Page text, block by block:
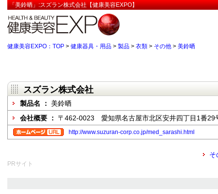
「美鈴晒」:スズラン株式会社【健康美容EXPO】
健康美容EXPO：TOP > 健康器具・用品 > 製品 > 衣類 > その他 > 美鈴晒
スズラン株式会社
製品名 ： 美鈴晒
会社概要 ： 〒462-0023 愛知県名古屋市北区安井四丁目1番29
http://www.suzuran-corp.co.jp/med_sarashi.html
そ
PRサイト